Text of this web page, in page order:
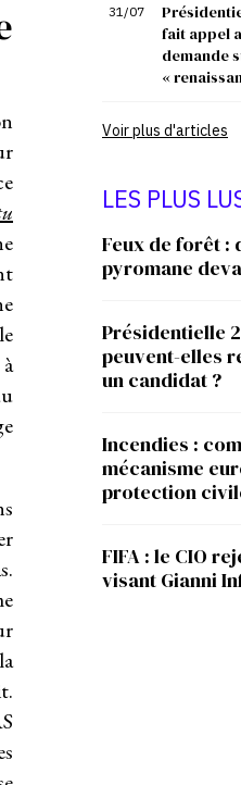
31/07
fait appel
demande
«
Voir plus d'articles
LES PLUS
Feux de forêt :
pyromane
Présidentielle
peuvent-elles
un candidat ?
Incendies :
mécanisme
protection
FIFA : le CIO
visant Gianni